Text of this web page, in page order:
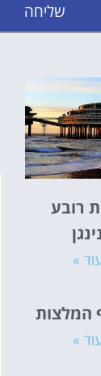
ביותר
שליחה
רובע
»
המלצות
»